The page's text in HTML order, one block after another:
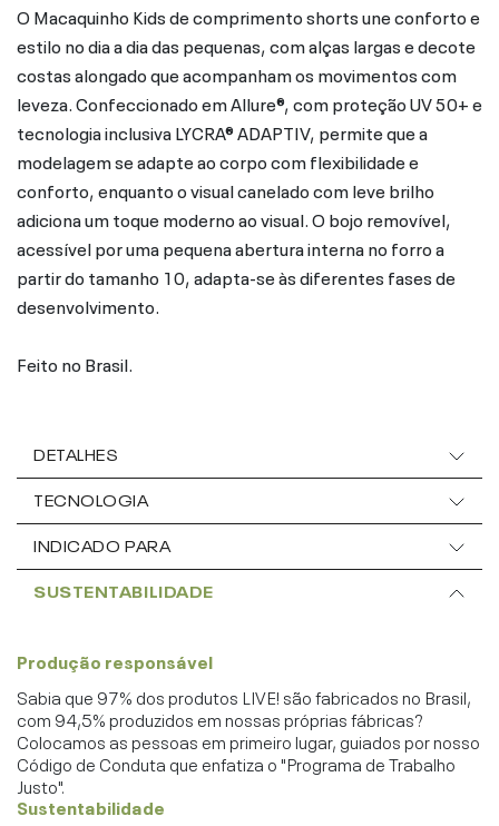
O Macaquinho Kids de comprimento shorts une conforto e
estilo no dia a dia das pequenas, com alças largas e decote
costas alongado que acompanham os movimentos com
leveza. Confeccionado em Allure®, com proteção UV 50+ e
tecnologia inclusiva LYCRA® ADAPTIV, permite que a
modelagem se adapte ao corpo com flexibilidade e
conforto, enquanto o visual canelado com leve brilho
adiciona um toque moderno ao visual. O bojo removível,
acessível por uma pequena abertura interna no forro a
partir do tamanho 10, adapta-se às diferentes fases de
desenvolvimento.
Feito no Brasil.
DETALHES
TECNOLOGIA
INDICADO PARA
SUSTENTABILIDADE
Produção responsável
Sabia que 97% dos produtos LIVE! são fabricados no Brasil,
com 94,5% produzidos em nossas próprias fábricas?
Colocamos as pessoas em primeiro lugar, guiados por nosso
Código de Conduta que enfatiza o "Programa de Trabalho
Justo".
Sustentabilidade